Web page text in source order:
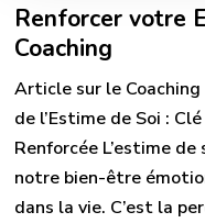
Renforcer votre
Coaching
Article sur le Coaching
de l’Estime de Soi :
Renforcée L’estime
notre bien-être
dans la vie. C’est la